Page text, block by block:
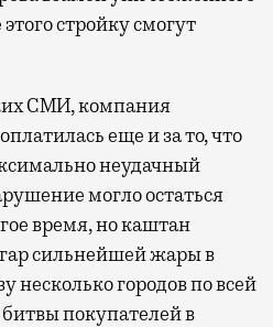
стройку смогут
СМИ, компания
еще и за то, что
неудачный
могло остаться
время, но каштан
сильнейшей жары в
несколько городов по всей
покупателей в